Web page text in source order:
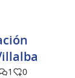
1 0